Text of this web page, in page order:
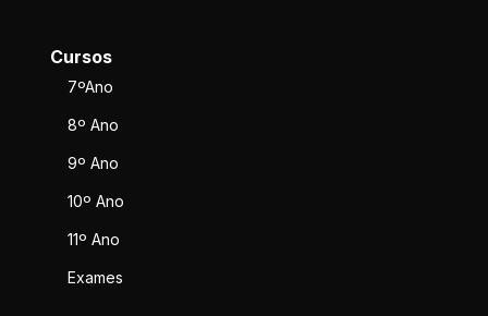
Cursos
7ºAno
8º Ano
9º Ano
10º Ano
11º Ano
Exames